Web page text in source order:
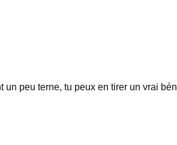
peu terne, tu peux en tirer un vrai